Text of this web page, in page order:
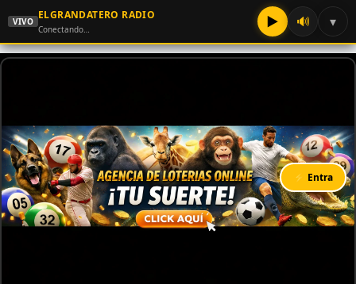
VIVO
ELGRANDATERO RADIO
Conectando… ▶ 🔊 ▾
⚡ Entra